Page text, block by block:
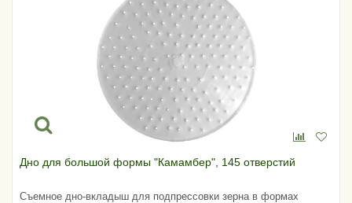
Дно для большой формы "Камамбер", 145 отверстий
Съемное дно-вкладыш для подпрессовки зерна в формах